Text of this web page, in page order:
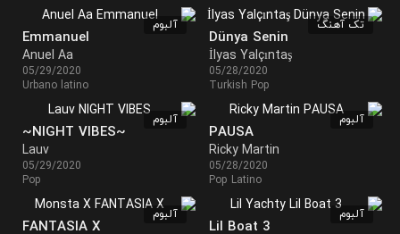
تک آهنگ
Dünya Senin
İlyas Yalçıntaş
05/28/2020
Turkish Pop
آلبوم
Emmanuel
Anuel Aa
05/29/2020
Urbano latino
آلبوم
PAUSA
Ricky Martin
05/28/2020
Pop Latino
آلبوم
~NIGHT VIBES~
Lauv
05/29/2020
Pop
آلبوم
Lil Boat 3
آلبوم
FANTASIA X